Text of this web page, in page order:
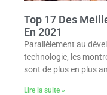
Top 17 Des
En 2021
Parallèlement au
technologie, les
sont de plus en plus
Lire la suite »